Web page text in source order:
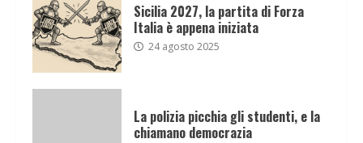
Sicilia 2027, la partita di Forza
Italia è appena iniziata
24 agosto 2025
La polizia picchia gli studenti, e la
chiamano democrazia